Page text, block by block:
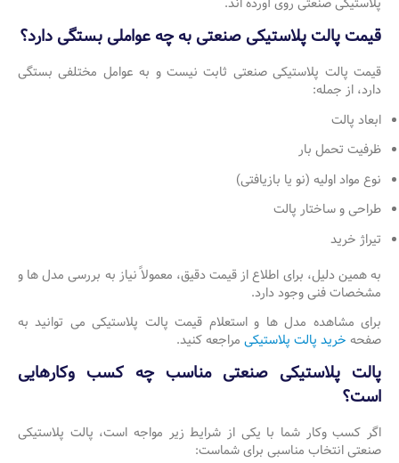
قیمت پالت پلاستیکی صنعتی به چه عواملی بستگی دارد؟
قیمت پالت پلاستیکی صنعتی ثابت نیست و به عوامل مختلفی بستگی
دارد، از جمله:
ابعاد پالت
ظرفیت تحمل بار
نوع مواد اولیه (نو یا بازیافتی)
طراحی و ساختار پالت
تیراژ خرید
به همین دلیل، برای اطلاع از قیمت دقیق، معمولاً نیاز به بررسی مدل ها و
مشخصات فنی وجود دارد.
برای مشاهده مدل ها و استعلام قیمت پالت پلاستیکی می توانید به
صفحه خرید پالت پلاستیکی مراجعه کنید.
پالت پلاستیکی صنعتی مناسب چه کسب وکارهایی
است؟
اگر کسب وکار شما با یکی از شرایط زیر مواجه است، پالت پلاستیکی
صنعتی انتخاب مناسبی برای شماست: